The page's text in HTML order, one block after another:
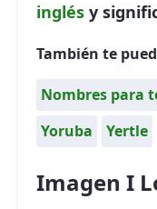
inglés y
También te
Nombres para
Yoruba
Yertle
Imagen I